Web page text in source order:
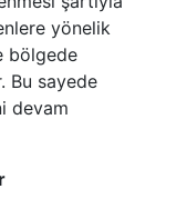
yönelik
bölgede
Bu sayede
devam